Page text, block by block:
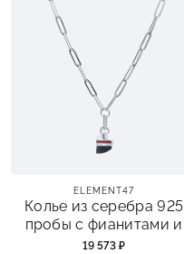
ELEMENT47
Колье из серебра 925
пробы с фианитами и
ониксом
19 573 ₽